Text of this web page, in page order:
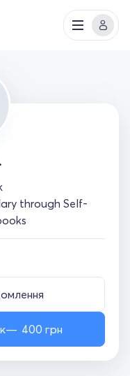
through Self-
400 грн